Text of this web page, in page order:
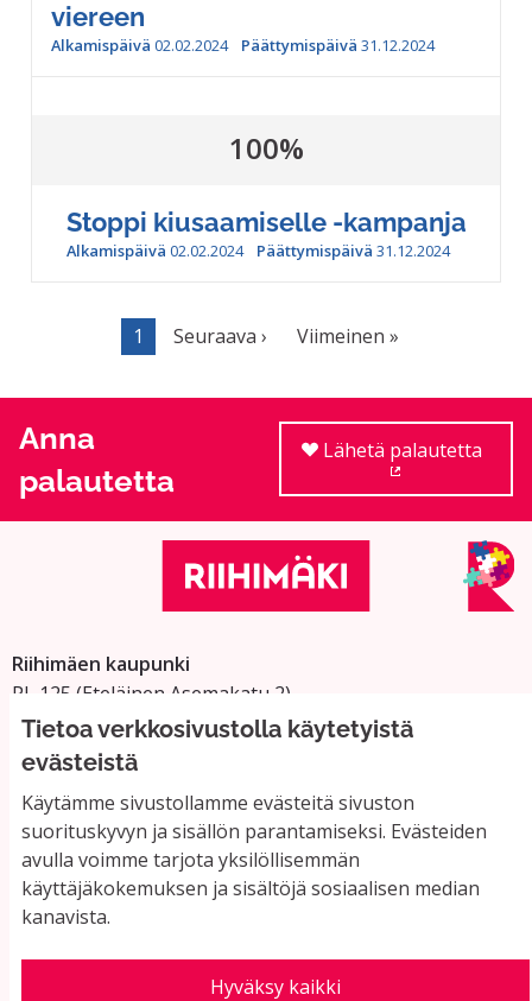
Tietoa verkkosivustolla käytetyistä
evästeistä
Käytämme sivustollamme evästeitä sivuston
suorituskyvyn ja sisällön parantamiseksi. Evästeiden
avulla voimme tarjota yksilöllisemmän
käyttäjäkokemuksen ja sisältöjä sosiaalisen median
kanavista.
Hyväksy kaikki
viereen
Alkamispäivä 02.02.2024 Päättymispäivä 31.12.2024
Stoppi kiusaamiselle -kampanja
Alkamispäivä 02.02.2024 Päättymispäivä 31.12.2024
100%
1 Seuraava › Viimeinen »
Anna
palautetta
Lähetä palautetta
Riihimäen kaupunki
PL 125 (Eteläinen Asemakatu 2)
11101 Riihimäki
Vaihde: 019 758 4000
Sähköpostiosoitteet:
etunimi.sukunimi@riihimaki.fi
Yhteystiedot ja usein kysyttyä
Käyttöehdot